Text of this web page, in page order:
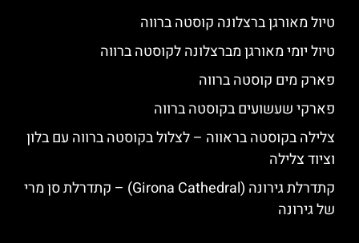
טיול מאורגן ברצלונה קוסטה ברווה
טיול יומי מאורגן מברצלונה לקוסטה ברווה
פארק מים קוסטה ברווה
פארקי שעשועים בקוסטה ברווה
צלילה בקוסטה בראווה – לצלול בקוסטה ברווה עם בלון
וציוד צלילה
קתדרלת גירונה (Girona Cathedral) – קתדרלת סן מרי
של גירונה